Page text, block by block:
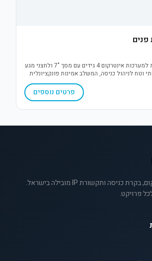
יחידת פנים מעוצבת למערכות אינטרקום 4 גידים עם מסך "7 ולחצני מגע
ונוח לניהול כניסה, המשלב אמינות פונקציונלית
פרטים נוספים
יבואנית ציוד אינטרקום, בקרת כניסה ותקשורת IP מובילה בישראל.
פרויקט.